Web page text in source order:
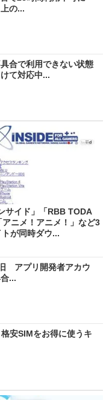
の...
合で利用できない状態
て対応中...
サイド」「RBB TODA
アニメ！アニメ！」など3
が同時ダウ...
アプリ開発者アカウ
...
安SIMをお得に使うキ